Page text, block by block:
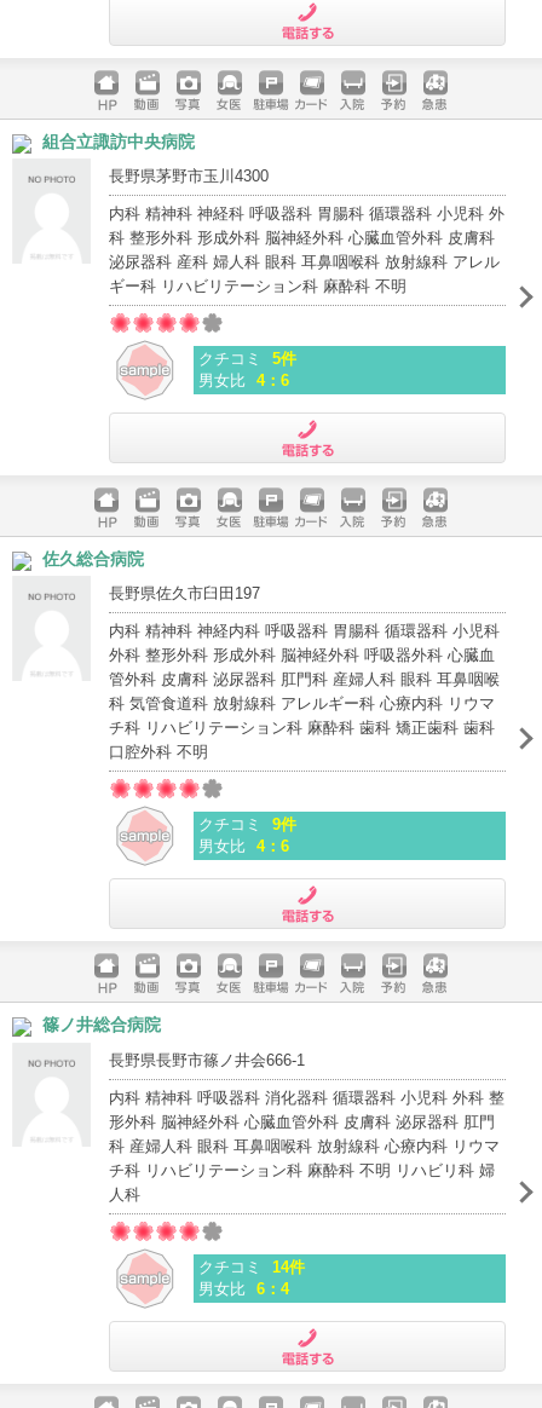
ホームペ
ージ
動画 写真 女医 駐車場
クレジッ
入院 予約 急患
組合立諏訪中央病院
長野県茅野市玉川4300
内科 精神科 神経科 呼吸器科 胃腸科 循環器科 小児科 外
科 整形外科 形成外科 脳神経外科 心臓血管外科 皮膚科
泌尿器科 産科 婦人科 眼科 耳鼻咽喉科 放射線科 アレル
ギー科 リハビリテーション科 麻酔科 不明
クチコミ
5件
男女比 4：6
ホームペ
ージ
動画 写真 女医 駐車場
クレジッ
入院 予約 急患
佐久総合病院
長野県佐久市臼田197
内科 精神科 神経内科 呼吸器科 胃腸科 循環器科 小児科
外科 整形外科 形成外科 脳神経外科 呼吸器外科 心臓血
管外科 皮膚科 泌尿器科 肛門科 産婦人科 眼科 耳鼻咽喉
科 気管食道科 放射線科 アレルギー科 心療内科 リウマ
チ科 リハビリテーション科 麻酔科 歯科 矯正歯科 歯科
口腔外科 不明
クチコミ
9件
男女比 4：6
ホームペ
ージ
動画 写真 女医 駐車場
クレジッ
入院 予約 急患
篠ノ井総合病院
長野県長野市篠ノ井会666-1
内科 精神科 呼吸器科 消化器科 循環器科 小児科 外科 整
形外科 脳神経外科 心臓血管外科 皮膚科 泌尿器科 肛門
科 産婦人科 眼科 耳鼻咽喉科 放射線科 心療内科 リウマ
チ科 リハビリテーション科 麻酔科 不明 リハビリ科 婦
人科
クチコミ
14件
男女比 6：4